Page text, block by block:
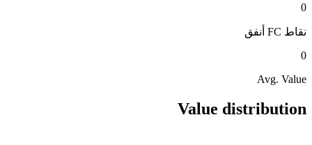
0
نقاط FC
أنفق
0
Avg. Value
Value distribution